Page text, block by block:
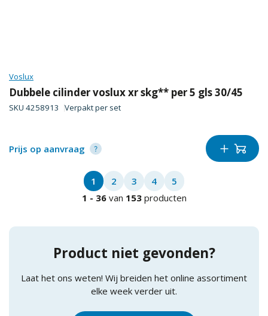
Voslux
Dubbele cilinder voslux xr skg** per 5 gls 30/45
SKU 4258913 Verpakt per set
Prijs op aanvraag
1 2 3 4
5
1 - 36van 153 producten
Product niet gevonden?
Laat het ons weten! Wij breiden het online assortiment
elke week verder uit.